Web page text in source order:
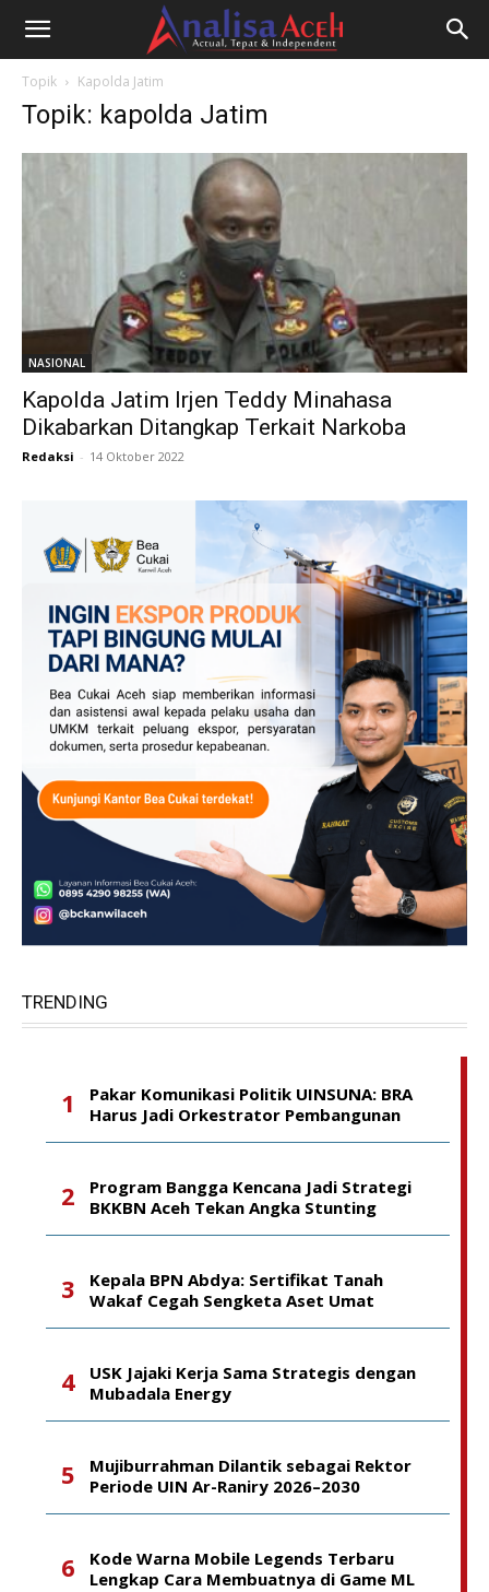
Topik Kapolda Jatim
Topik: kapolda Jatim
NASIONAL
Kapolda Jatim Irjen Teddy Minahasa
Dikabarkan Ditangkap Terkait Narkoba
Redaksi - 14 Oktober 2022
TRENDING
Pakar Komunikasi Politik UINSUNA: BRA
Harus Jadi Orkestrator Pembangunan
Program Bangga Kencana Jadi Strategi
BKKBN Aceh Tekan Angka Stunting
Kepala BPN Abdya: Sertifikat Tanah
Wakaf Cegah Sengketa Aset Umat
USK Jajaki Kerja Sama Strategis dengan
Mubadala Energy
Mujiburrahman Dilantik sebagai Rektor
Periode UIN Ar-Raniry 2026–2030
Kode Warna Mobile Legends Terbaru
Lengkap Cara Membuatnya di Game ML